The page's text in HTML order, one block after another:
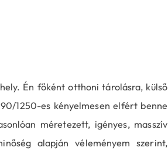
Én főként otthoni tárolásra, külső
1250-es kényelmesen elfért benne
méretezett, igényes, masszív
alapján véleményem szerint,